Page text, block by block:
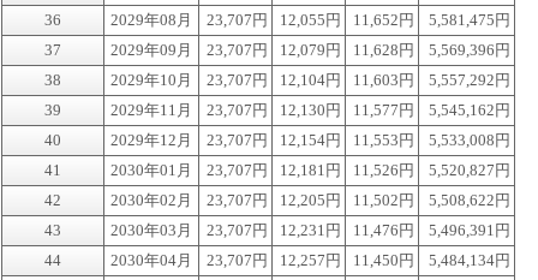
36
2029年08月 23,707円 12,055円 11,652円
5,581,475円
37
2029年09月 23,707円 12,079円 11,628円
5,569,396円
38
2029年10月 23,707円 12,104円 11,603円
5,557,292円
39
2029年11月 23,707円 12,130円 11,577円
5,545,162円
40
2029年12月 23,707円 12,154円 11,553円
5,533,008円
41
2030年01月 23,707円 12,181円 11,526円
5,520,827円
42
2030年02月 23,707円 12,205円 11,502円
5,508,622円
43
2030年03月 23,707円 12,231円 11,476円
5,496,391円
44
2030年04月 23,707円 12,257円 11,450円
5,484,134円